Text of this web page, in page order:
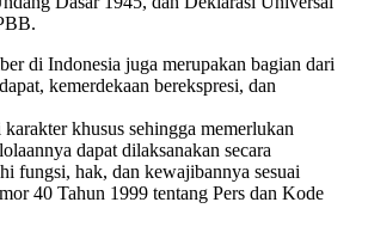
di Indonesia juga merupakan bagian dari
kemerdekaan berekspresi, dan
khusus sehingga memerlukan
dapat dilaksanakan secara
fungsi, hak, dan kewajibannya sesuai
40 Tahun 1999 tentang Pers dan Kode